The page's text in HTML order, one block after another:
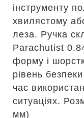
інструменту
хвилястому
леза. Ручка
Parachutist
форму і
рівень
час
ситуаціях.
мм)